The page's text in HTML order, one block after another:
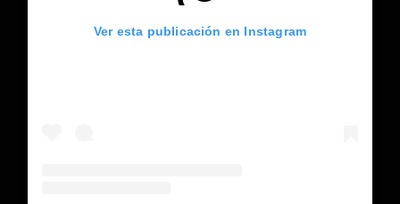
Ver esta publicación en Instagram